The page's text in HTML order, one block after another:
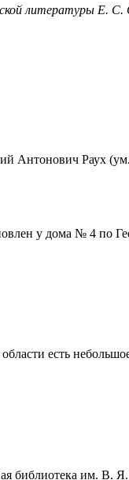
литературы Е.
Антонович Раух
у дома № 4 по
есть
библиотека им. В.